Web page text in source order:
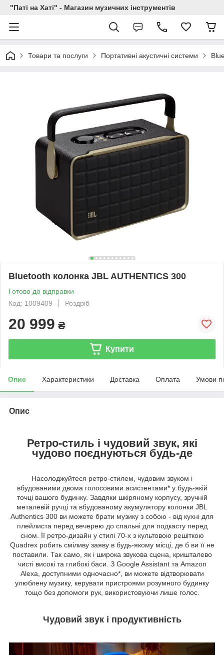
"Паті на Хаті" - Магазин музичних інструментів
Товари та послуги Портативні акустичні системи
Bluetooth колонка JBL AUTHENTICS 300
Готово до відправки
Код: 1009409
Роздріб
20 999 ₴
Купити
Опис Характеристики Доставка Оплата Умови
Опис
Ретро-стиль і чудовий звук, які
чудово поєднуються будь-де
Насолоджуйтеся ретро-стилем, чудовим звуком і
вбудованими двома голосовими асистентами* у будь-якій
точці вашого будинку. Завдяки шкіряному корпусу, зручній
металевій ручці та вбудованому акумулятору колонки JBL
Authentics 300 ви можете брати музику з собою - від кухні для
плейлиста перед вечерею до спальні для подкасту перед
сном. Її ретро-дизайн у стилі 70-х з культовою решіткою
Quadrex робить сміливу заяву в будь-якому місці, де б ви її не
поставили. Так само, як і широка звукова сцена, кришталево
чисті високі та глибокі баси. З Google Assistant та Amazon
Alexa, доступними одночасно*, ви можете відтворювати
улюблену музику, керувати пристроями розумного будинку
тощо без допомоги рук, використовуючи лише голос.
Чудовий звук і продуктивність